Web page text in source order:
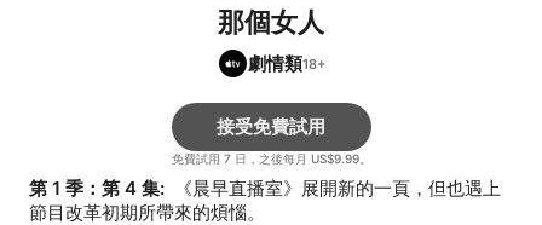
那個女人
劇情類
免費試用 7 日，之後每月 US$9.99。
接受免費試用
第 1 季：第 4 集:
《晨早直播室》展開新的一頁，但也遇上
節目改革初期所帶來的煩惱。